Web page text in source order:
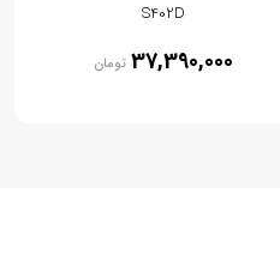
S402D
37,390,000 تومان